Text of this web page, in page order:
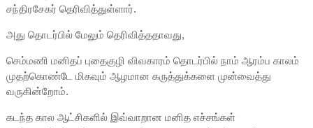
சந்திரசேகர் தெரிவித்துள்ளார்.
அது தொடர்பில் மேலும் தெரிவித்ததாவது,
செம்மணி மனிதப் புதைகுழி விவகாரம் தொடர்பில் நாம் ஆரம்ப காலம்
முதற்கொண்டே மிகவும் ஆழமான கருத்துக்களை முன்வைத்து
வருகின்றோம்.
கடந்த கால ஆட்சிகளில் இவ்வாறான மனித எச்சங்கள்